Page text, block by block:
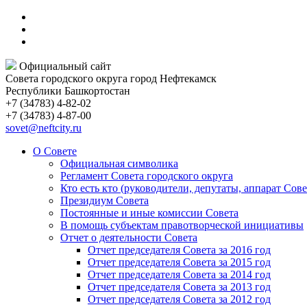
Официальный сайт
Совета городского округа город Нефтекамск
Республики Башкортостан
+7 (34783) 4-82-02
+7 (34783) 4-87-00
sovet@neftcity.ru
О Совете
Официальная символика
Регламент Совета городского округа
Кто есть кто (руководители, депутаты, аппарат
Президиум Совета
Постоянные и иные комиссии Совета
В помощь субъектам правотворческой инициативы
Отчет о деятельности Совета
Отчет председателя Совета за 2016 год
Отчет председателя Совета за 2015 год
Отчет председателя Совета за 2014 год
Отчет председателя Совета за 2013 год
Отчет председателя Совета за 2012 год